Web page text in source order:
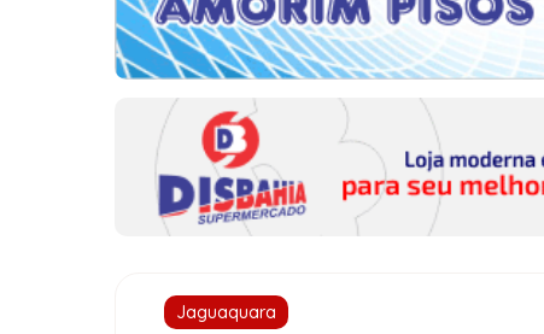
Jaguaquara